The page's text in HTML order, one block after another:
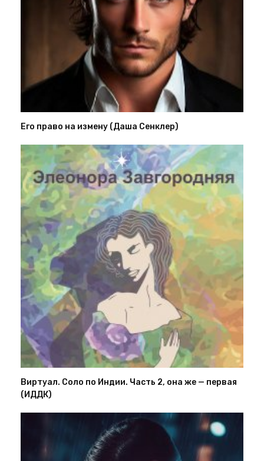
Его право на измену (Даша Сенклер)
Виртуал. Соло по Индии. Часть 2, она же — первая
(ИДДК)